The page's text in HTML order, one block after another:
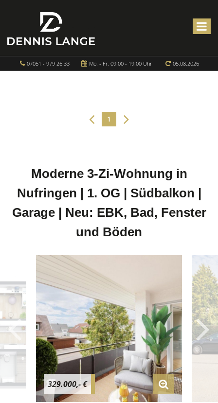
07051 - 979 26 33 Mo. - Fr. 09.00 - 19.00 Uhr 05.08.2026
1
Moderne 3-Zi-Wohnung in
Nufringen | 1. OG | Südbalkon |
Garage | Neu: EBK, Bad, Fenster
und Böden
329.000,- €